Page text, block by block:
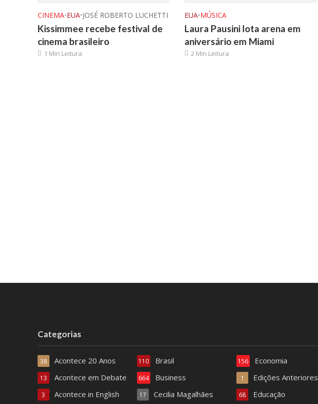
CINEMA•EUA•JOSÉ ROBERTO LUCHETTI
Kissimmee recebe festival de
cinema brasileiro
1 Min Leitura
EUA•MÚSICA
Laura Pausini lota arena em
aniversário em Miami
2 Min Leitura
Categorias
Acontece 20 Anos
38
Acontece em Debate
13
Acontece in English
3
Brasil
110
Business
664
Cecilia Magalhães
17
Economia
156
Edições Anteriores
1
Educação
68